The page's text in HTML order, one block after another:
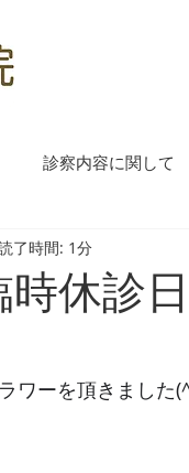
診察内容に関して
休診
了時間: 1分
ワーを頂きました